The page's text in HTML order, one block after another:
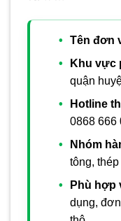
Tên đơn
Khu vực
quận
Hotline
0868 666
Nhóm
tông,
Phù hợp
dụng,